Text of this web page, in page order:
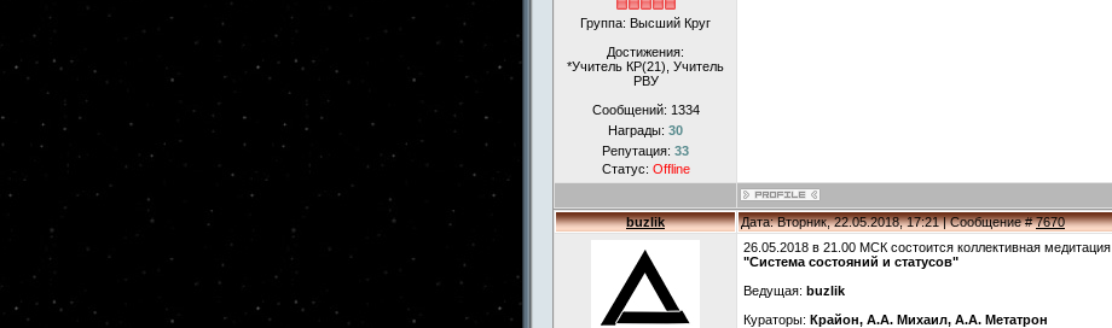
Группа: Высший Круг
Достижения:
*Учитель КР(21), Учитель
РВУ
Сообщений: 1334
Награды: 30
Репутация: 33
Статус: Offline
buzlik Дата: Вторник, 22.05.2018, 17:21 | Сообщение #7670
26.05.2018 в 21.00 МСК состоится коллективная медитация
"Система состояний и статусов"
Ведущая: buzlik
Кураторы: Крайон, А.А. Михаил, А.А. Метатрон